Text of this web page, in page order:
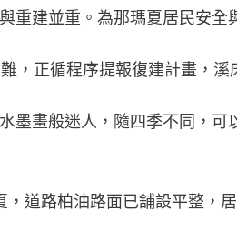
重建並重。為那瑪夏居民安全
，正循程序提報復建計畫，溪
墨畫般迷人，隨四季不同，可
道路柏油路面已舖設平整，